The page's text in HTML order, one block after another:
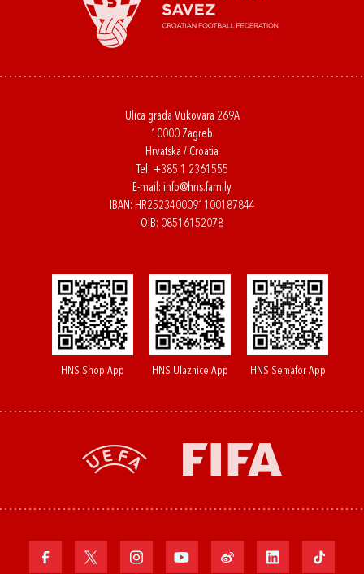
Ulica grada Vukovara 269A
10000 Zagreb
Hrvatska / Croatia
Tel: +385 1 2361555
E-mail: info@hns.family
IBAN: HR2523400091100187844
OIB: 08516152078
HNS Shop App HNS Ulaznice App HNS Semafor App